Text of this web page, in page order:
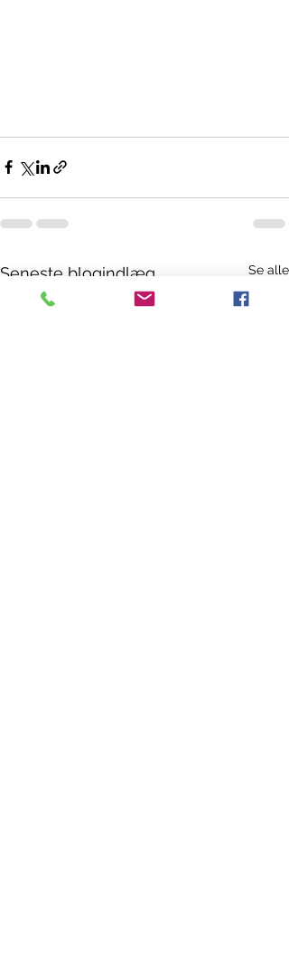
Seneste blogindlæg Se alle